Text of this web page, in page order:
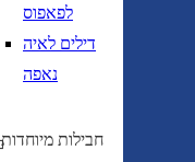
לפאפוס
דילים לאיה
נאפה
חבילות מיוחדות